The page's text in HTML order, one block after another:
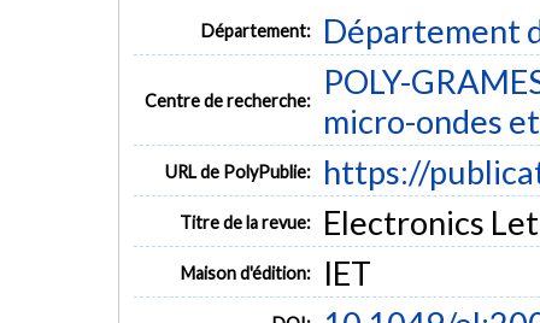
Département: Département
Centre de recherche:
POLY-
micro-ondes
URL de PolyPublie: https://
Titre de la revue: Electronics
Maison d'édition: IET